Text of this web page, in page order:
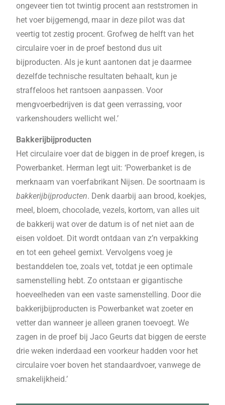
ongeveer tien tot twintig procent aan reststromen in
het voer bijgemengd, maar in deze pilot was dat
veertig tot zestig procent. Grofweg de helft van het
circulaire voer in de proef bestond dus uit
bijproducten. Als je kunt aantonen dat je daarmee
dezelfde technische resultaten behaalt, kun je
straffeloos het rantsoen aanpassen. Voor
mengvoerbedrijven is dat geen verrassing, voor
varkenshouders wellicht wel.’
Bakkerijbijproducten
Het circulaire voer dat de biggen in de proef kregen, is
Powerbanket. Herman legt uit: ‘Powerbanket is de
merknaam van voerfabrikant Nijsen. De soortnaam is
bakkerijbijproducten. Denk daarbij aan brood, koekjes,
meel, bloem, chocolade, vezels, kortom, van alles uit
de bakkerij wat over de datum is of net niet aan de
eisen voldoet. Dit wordt ontdaan van z’n verpakking
en tot een geheel gemixt. Vervolgens voeg je
bestanddelen toe, zoals vet, totdat je een optimale
samenstelling hebt. Zo ontstaan er gigantische
hoeveelheden van een vaste samenstelling. Door die
bakkerijbijproducten is Powerbanket wat zoeter en
vetter dan wanneer je alleen granen toevoegt. We
zagen in de proef bij Jaco Geurts dat biggen de eerste
drie weken inderdaad een voorkeur hadden voor het
circulaire voer boven het standaardvoer, vanwege de
smakelijkheid.’